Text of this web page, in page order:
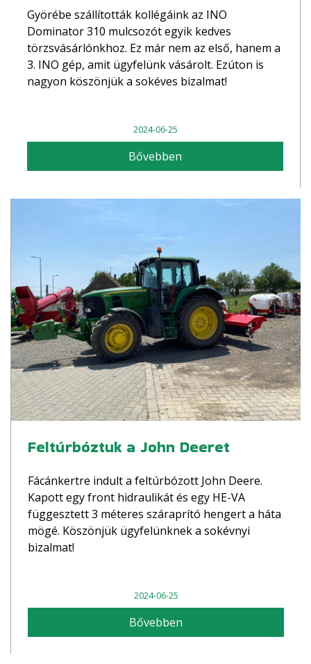
Györébe szállították kollégáink az INO
Dominator 310 mulcsozót egyik kedves
törzsvásárlónkhoz. Ez már nem az első, hanem a
3. INO gép, amit ügyfelünk vásárolt. Ezúton is
nagyon köszönjük a sokéves bizalmat!
2024-06-25
Bővebben
Feltúrbóztuk a John Deeret
Fácánkertre indult a feltúrbózott John Deere.
Kapott egy front hidraulikát és egy HE-VA
függesztett 3 méteres száraprító hengert a háta
mögé. Köszönjük ügyfelünknek a sokévnyi
bizalmat!
2024-06-25
Bővebben